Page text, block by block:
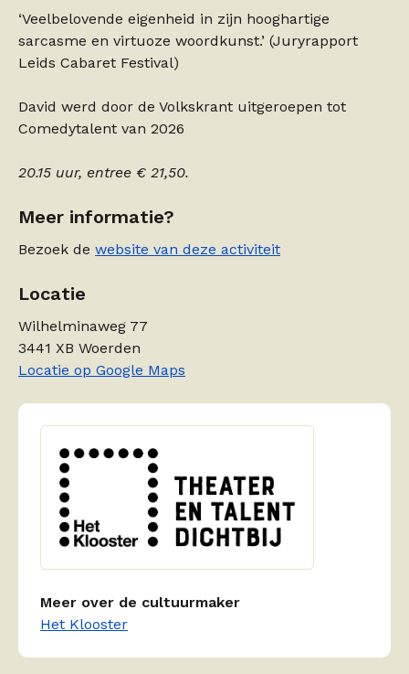
‘Veelbelovende eigenheid in zijn hooghartige
sarcasme en virtuoze woordkunst.’ (Juryrapport
Leids Cabaret Festival)
David werd door de Volkskrant uitgeroepen tot
Comedytalent van 2026
20.15 uur, entree € 21,50.
Meer informatie?
Bezoek de website van deze activiteit
Locatie
Wilhelminaweg 77
3441 XB Woerden
Locatie op Google Maps
Meer over de cultuurmaker
Het Klooster